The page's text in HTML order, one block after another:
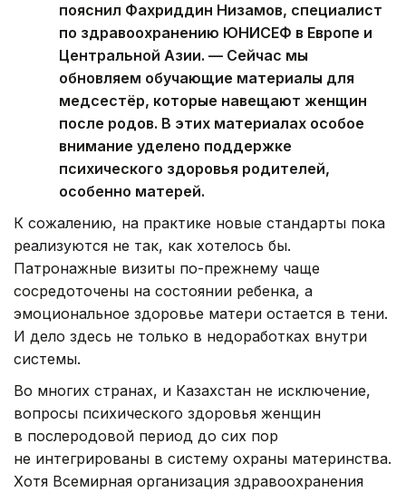
пояснил Фахриддин Низамов, специалист
по здравоохранению ЮНИСЕФ в Европе и
Центральной Азии. — Сейчас мы
обновляем обучающие материалы для
медсестёр, которые навещают женщин
после родов. В этих материалах особое
внимание уделено поддержке
психического здоровья родителей,
особенно матерей.
К сожалению, на практике новые стандарты пока
реализуются не так, как хотелось бы.
Патронажные визиты по-прежнему чаще
сосредоточены на состоянии ребенка, а
эмоциональное здоровье матери остается в тени.
И дело здесь не только в недоработках внутри
системы.
Во многих странах, и Казахстан не исключение,
вопросы психического здоровья женщин
в послеродовой период до сих пор
не интегрированы в систему охраны материнства.
Хотя Всемирная организация здравоохранения